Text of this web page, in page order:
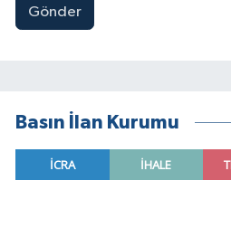
Gönder
Basın İlan Kurumu